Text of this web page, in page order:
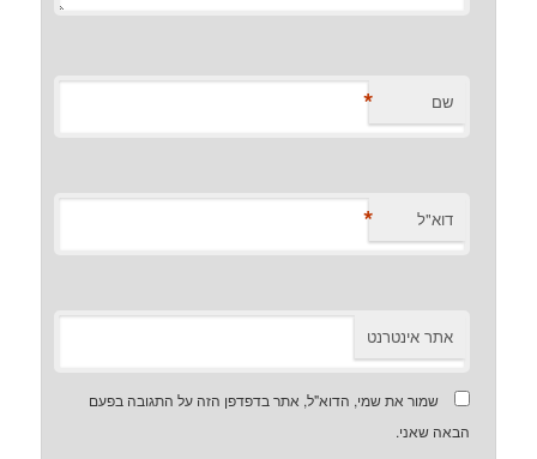
שם *
דוא"ל *
אתר אינטרנט
שמור את שמי, הדוא"ל, אתר בדפדפן הזה על התגובה בפעם
הבאה שאני.